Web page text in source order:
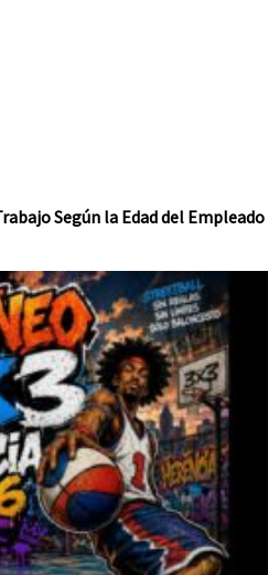
Según la Edad del Empleado